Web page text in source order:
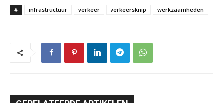
# infrastructuur verkeer verkeersknip werkzaamheden